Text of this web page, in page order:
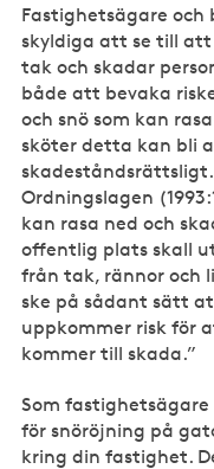
Fastighetsägare
skyldiga att se till att
tak och skadar
både att bevaka
och snö som kan
sköter detta kan bli
Ordningslagen
kan rasa ned och
offentlig plats skall
från tak, rännor och
ske på sådant sätt
uppkommer risk för
kommer till skada.”
Som
för snöröjning på
kring din fastighet.